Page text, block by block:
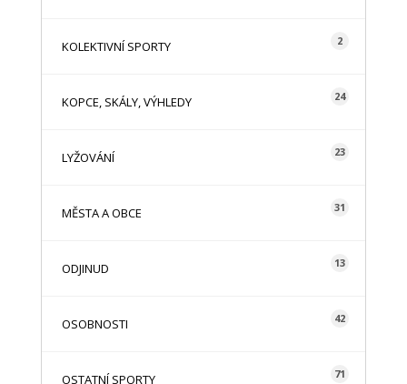
KOLEKTIVNÍ SPORTY 2
KOPCE, SKÁLY, VÝHLEDY 24
LYŽOVÁNÍ 23
MĚSTA A OBCE 31
ODJINUD 13
OSOBNOSTI 42
OSTATNÍ SPORTY 71